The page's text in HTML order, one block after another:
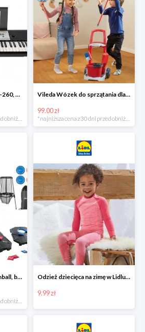
YAMAHA Keyboard YPT-260, 61 klawiszy
*najniższa cena z 30 dni przed obniżką
Vileda Wózek do sprzątania dla dzieci
99.00 zł
*najniższa cena z 30 dni przed obniżką
CRIVIT® Unihokej, pitchball, bean bag lub disc golf Odzież dziecięca na zimę w Lidlu Online od 9,99 zł
9.99 zł